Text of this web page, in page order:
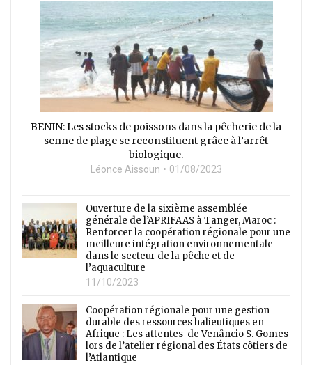
BENIN: Les stocks de poissons dans la pêcherie de la
senne de plage se reconstituent grâce à l’arrêt
biologique.
Léonce Aissoun 01/08/2023
Ouverture de la sixième assemblée
générale de l’APRIFAAS à Tanger, Maroc :
Renforcer la coopération régionale pour une
meilleure intégration environnementale
dans le secteur de la pêche et de
l’aquaculture
11/10/2023
Coopération régionale pour une gestion
durable des ressources halieutiques en
Afrique : Les attentes de Venâncio S. Gomes
lors de l’atelier régional des États côtiers de
l’Atlantique